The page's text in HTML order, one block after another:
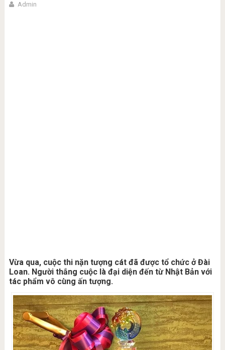
Admin
Vừa qua, cuộc thi nặn tượng cát đã được tổ chức ở Đài
Loan. Người thắng cuộc là đại diện đến từ Nhật Bản với
tác phẩm vô cùng ấn tượng.